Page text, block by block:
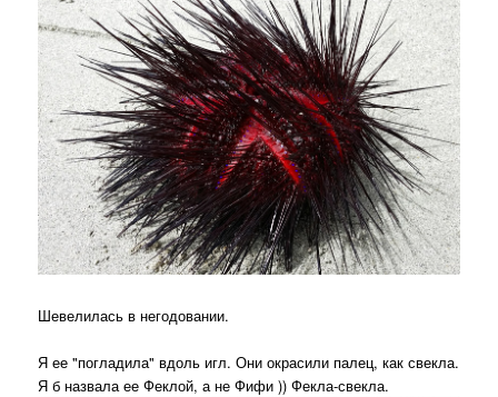
Шевелилась в негодовании.
Я ее "погладила" вдоль игл. Они окрасили палец, как свекла.
Я б назвала ее Феклой, а не Фифи )) Фекла-свекла.